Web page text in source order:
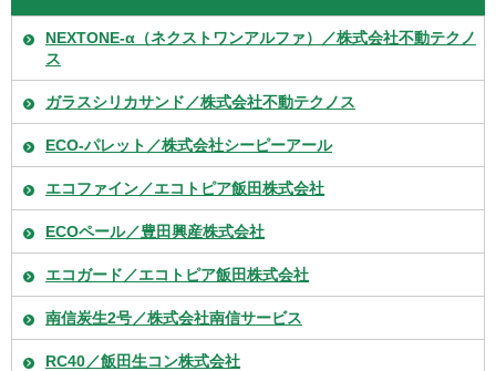
NEXTONE-α（ネクストワンアルファ）／株式会社不動テクノ
ス
ガラスシリカサンド／株式会社不動テクノス
ECO-パレット／株式会社シーピーアール
エコファイン／エコトピア飯田株式会社
ECOペール／豊田興産株式会社
エコガード／エコトピア飯田株式会社
南信炭生2号／株式会社南信サービス
RC40／飯田生コン株式会社